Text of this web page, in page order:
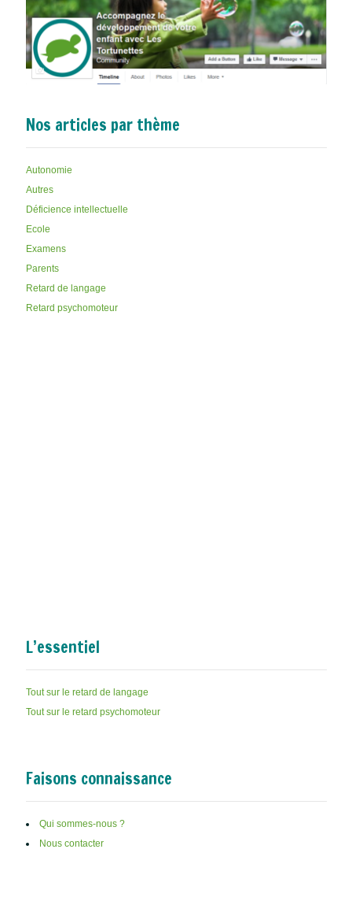
Nos articles par thème
Autonomie
Autres
Déficience intellectuelle
Ecole
Examens
Parents
Retard de langage
Retard psychomoteur
L’essentiel
Tout sur le retard de langage
Tout sur le retard psychomoteur
Faisons connaissance
Qui sommes-nous ?
Nous contacter